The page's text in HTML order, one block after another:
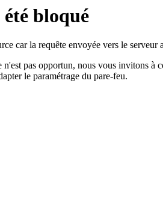
été bloqué
car la requête envoyée vers le serveur
pas opportun, nous vous invitons à
le paramétrage du pare-feu.